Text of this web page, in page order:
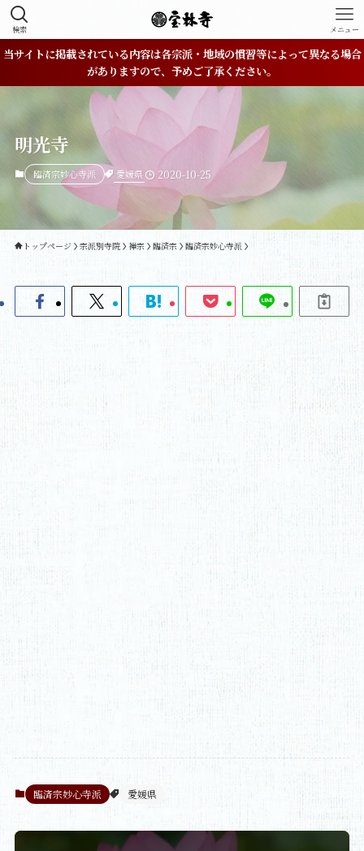
検索 メニュー
当サイトに掲載されている内容は各宗派・地域の慣習等によって異なる場合
がありますので、予めご了承ください。
明光寺
臨済宗妙心寺派 愛媛県 2020-10-25
トップページ 宗派別寺院 禅宗 臨済宗 臨済宗妙心寺派
臨済宗妙心寺派 愛媛県